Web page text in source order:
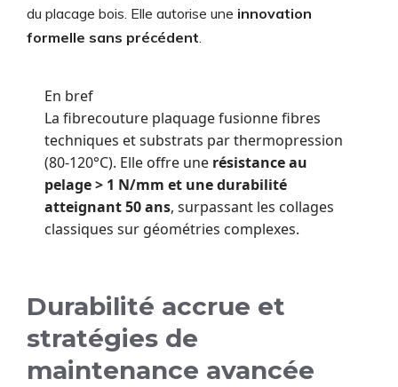
du placage bois. Elle autorise une innovation
formelle sans précédent.
En bref
La fibrecouture plaquage fusionne fibres
techniques et substrats par thermopression
(80-120°C). Elle offre une résistance au
pelage > 1 N/mm et une durabilité
atteignant 50 ans, surpassant les collages
classiques sur géométries complexes.
Durabilité accrue et
stratégies de
maintenance avancée